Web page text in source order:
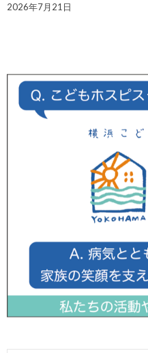
2026年7月21日